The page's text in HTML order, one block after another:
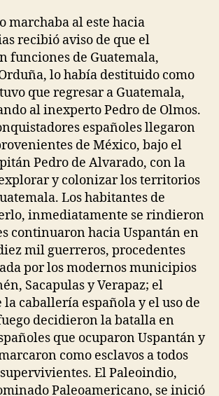
marchaba al este hacia
recibió aviso de que el
funciones de Guatemala,
lo había destituido como
que regresar a Guatemala,
al inexperto Pedro de Olmos.
españoles llegaron
de México, bajo el
Pedro de Alvarado, con la
y colonizar los territorios
Los habitantes de
inmediatamente se rindieron
continuaron hacia Uspantán en
mil guerreros, procedentes
por los modernos municipios
Sacapulas y Verapaz; el
la caballería española y el uso de
decidieron la batalla en
que ocuparon Uspantán y
como esclavos a todos
El Paleoindio,
Paleoamericano, se inició